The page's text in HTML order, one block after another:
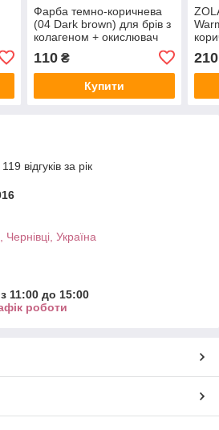
Фарба темно-коричнева
(04 Dark brown) для брів з
колагеном + окислювач
3% ZOLA, в саше по 5 мл
110₴
Купити
210
відгуків за рік
Україна
11:00 до 15:00
роботи